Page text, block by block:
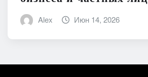
Alex Июн 14, 2026